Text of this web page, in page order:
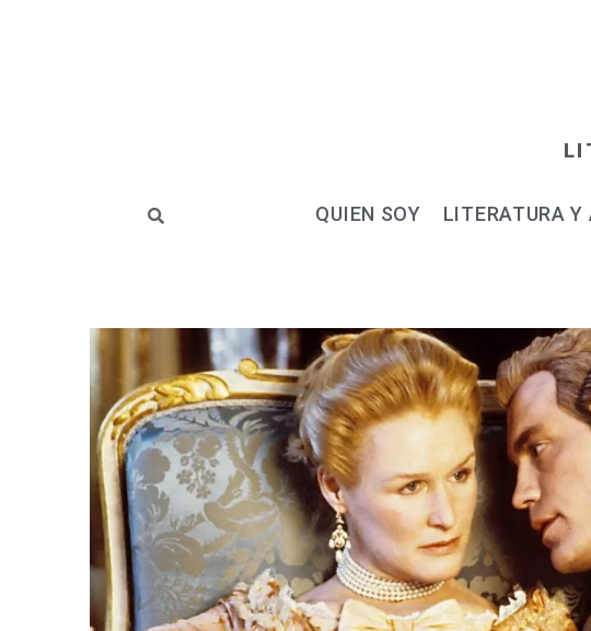
QUIEN SOY LITERATURA Y
Navegación
entradas